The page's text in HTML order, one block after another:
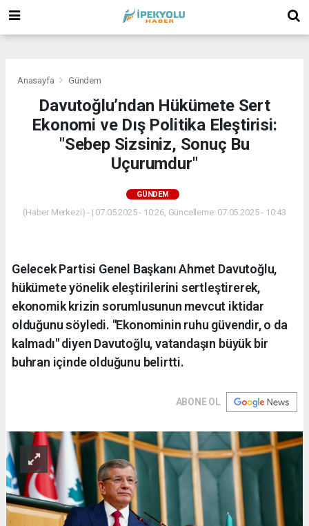
Anasayfa Gündem
Davutoğlu’ndan Hükümete Sert
Ekonomi ve Dış Politika Eleştirisi:
"Sebep Sizsiniz, Sonuç Bu
Uçurumdur"
GÜNDEM
(Haber Merkezi) - | 07.05.2025 - 10:26, Güncelleme: 07.05.2025 - 10:43
Gelecek Partisi Genel Başkanı Ahmet Davutoğlu,
hükümete yönelik eleştirilerini sertleştirerek,
ekonomik krizin sorumlusunun mevcut iktidar
olduğunu söyledi. "Ekonominin ruhu güvendir, o da
kalmadı" diyen Davutoğlu, vatandaşın büyük bir
buhran içinde olduğunu belirtti.
ABONE OL